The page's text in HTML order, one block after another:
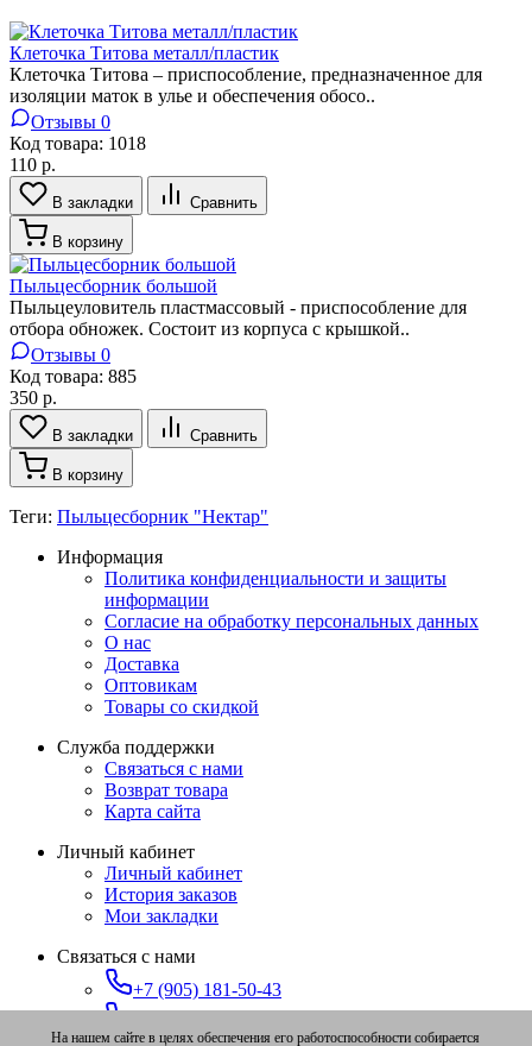
Клеточка Титова металл/пластик
Клеточка Титова – приспособление, предназначенное для
изоляции маток в улье и обеспечения обосо..
Отзывы 0
Код товара: 1018
110 р.
В закладки Сравнить
В корзину
Пыльцесборник большой
Пыльцеуловитель пластмассовый - приспособление для
отбора обножек. Состоит из корпуса с крышкой..
Отзывы 0
Код товара: 885
350 р.
В закладки Сравнить
В корзину
Теги: Пыльцесборник "Нектар"
Информация
Политика конфиденциальности и защиты
информации
Согласие на обработку персональных данных
О нас
Доставка
Оптовикам
Товары со скидкой
Служба поддержки
Связаться с нами
Возврат товара
Карта сайта
Личный кабинет
Личный кабинет
История заказов
Мои закладки
Связаться с нами
+7 (905) 181-50-43
На нашем сайте в целях обеспечения его работоспособности собирается